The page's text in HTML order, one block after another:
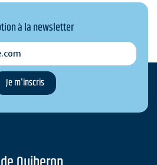
à la newsletter